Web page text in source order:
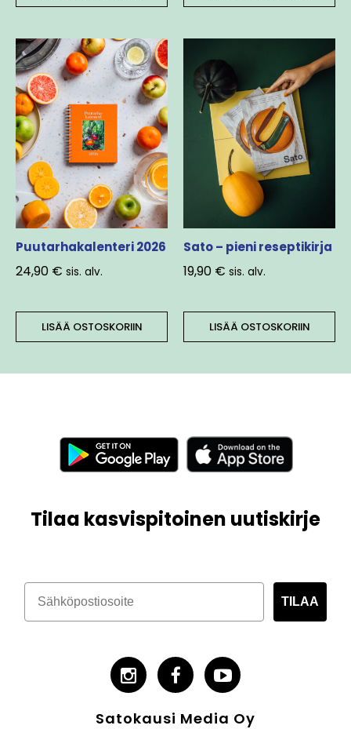
Puutarhakalenteri 2026
24,90 € sis. alv.
LISÄÄ OSTOSKORIIN
Sato – pieni reseptikirja
19,90 € sis. alv.
LISÄÄ OSTOSKORIIN
Tilaa kasvispitoinen uutiskirje
TILAA
Satokausi Media Oy